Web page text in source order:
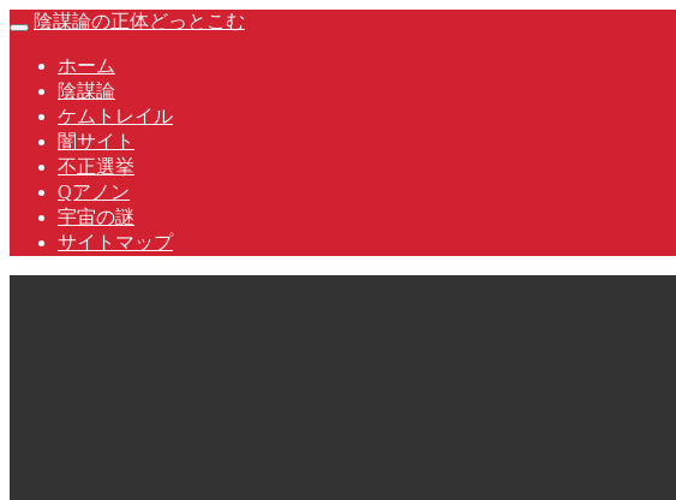
Skip
content
Toggle
陰謀論の正体どっとこむ
ホーム
陰謀論
ケムトレイル
闇サイト
不正選挙
Qアノン
宇宙の謎
サイトマップ